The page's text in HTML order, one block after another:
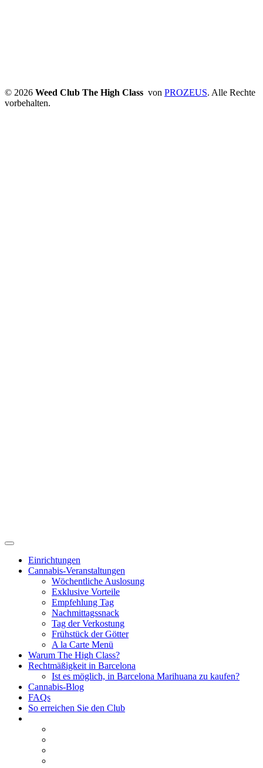
© 2026 Weed Club The High Class von PROZEUS. Alle Rechte
vorbehalten.
Einrichtungen
Cannabis-Veranstaltungen
Wöchentliche Auslosung
Exklusive Vorteile
Empfehlung Tag
Nachmittagssnack
Tag der Verkostung
Frühstück der Götter
A la Carte Menü
Warum The High Class?
Rechtmäßigkeit in Barcelona
Ist es möglich, in Barcelona Marihuana zu kaufen?
Cannabis-Blog
FAQs
So erreichen Sie den Club